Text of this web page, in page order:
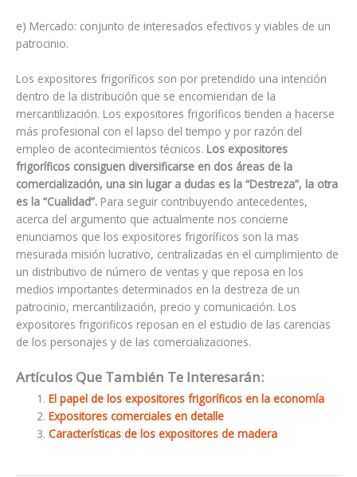
e) Mercado: conjunto de interesados efectivos y viables de un
patrocinio.
Los expositores frigoríficos son por pretendido una intención
dentro de la distribución que se encomiendan de la
mercantilización. Los expositores frigoríficos tienden a hacerse
más profesional con el lapso del tiempo y por razón del
empleo de acontecimientos técnicos. Los expositores
frigoríficos consiguen diversificarse en dos áreas de la
comercialización, una sin lugar a dudas es la “Destreza”, la otra
es la “Cualidad”. Para seguir contribuyendo antecedentes,
acerca del argumento que actualmente nos concierne
enunciamos que los expositores frigoríficos son la mas
mesurada misión lucrativo, centralizadas en el cumplimiento de
un distributivo de número de ventas y que reposa en los
medios importantes determinados en la destreza de un
patrocinio, mercantilización, precio y comunicación. Los
expositores frigorificos reposan en el estudio de las carencias
de los personajes y de las comercializaciones.
Artículos Que También Te Interesarán:
El papel de los expositores frigoríficos en la economía
Expositores comerciales en detalle
Características de los expositores de madera